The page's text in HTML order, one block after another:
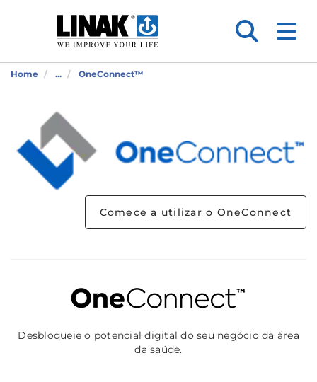
Home ... OneConnect™
Comece a utilizar o OneConnect
Desbloqueie o potencial digital do seu negócio da área
da saúde.